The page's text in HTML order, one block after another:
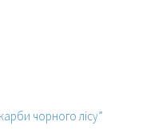
чорного лісу”